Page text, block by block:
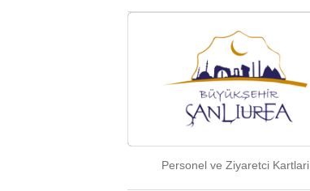
Personel ve Ziyaretci Kartlari